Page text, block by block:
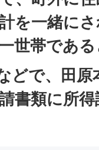
を一緒に
世帯であ
どで、田原
書類に所